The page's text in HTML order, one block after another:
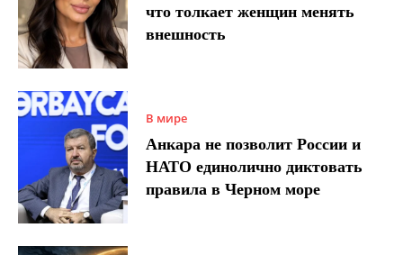
что толкает женщин менять
внешность
В мире
Анкара не позволит России и
НАТО единолично диктовать
правила в Черном море